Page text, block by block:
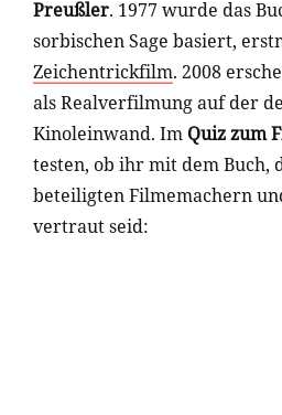
Preußler. 1977 wurde das
sorbischen Sage basiert,
Zeichentrickfilm. 2008
als Realverfilmung auf der
Kinoleinwand. Im Quiz zum
testen, ob ihr mit dem Buch,
beteiligten Filmemachern
vertraut seid: